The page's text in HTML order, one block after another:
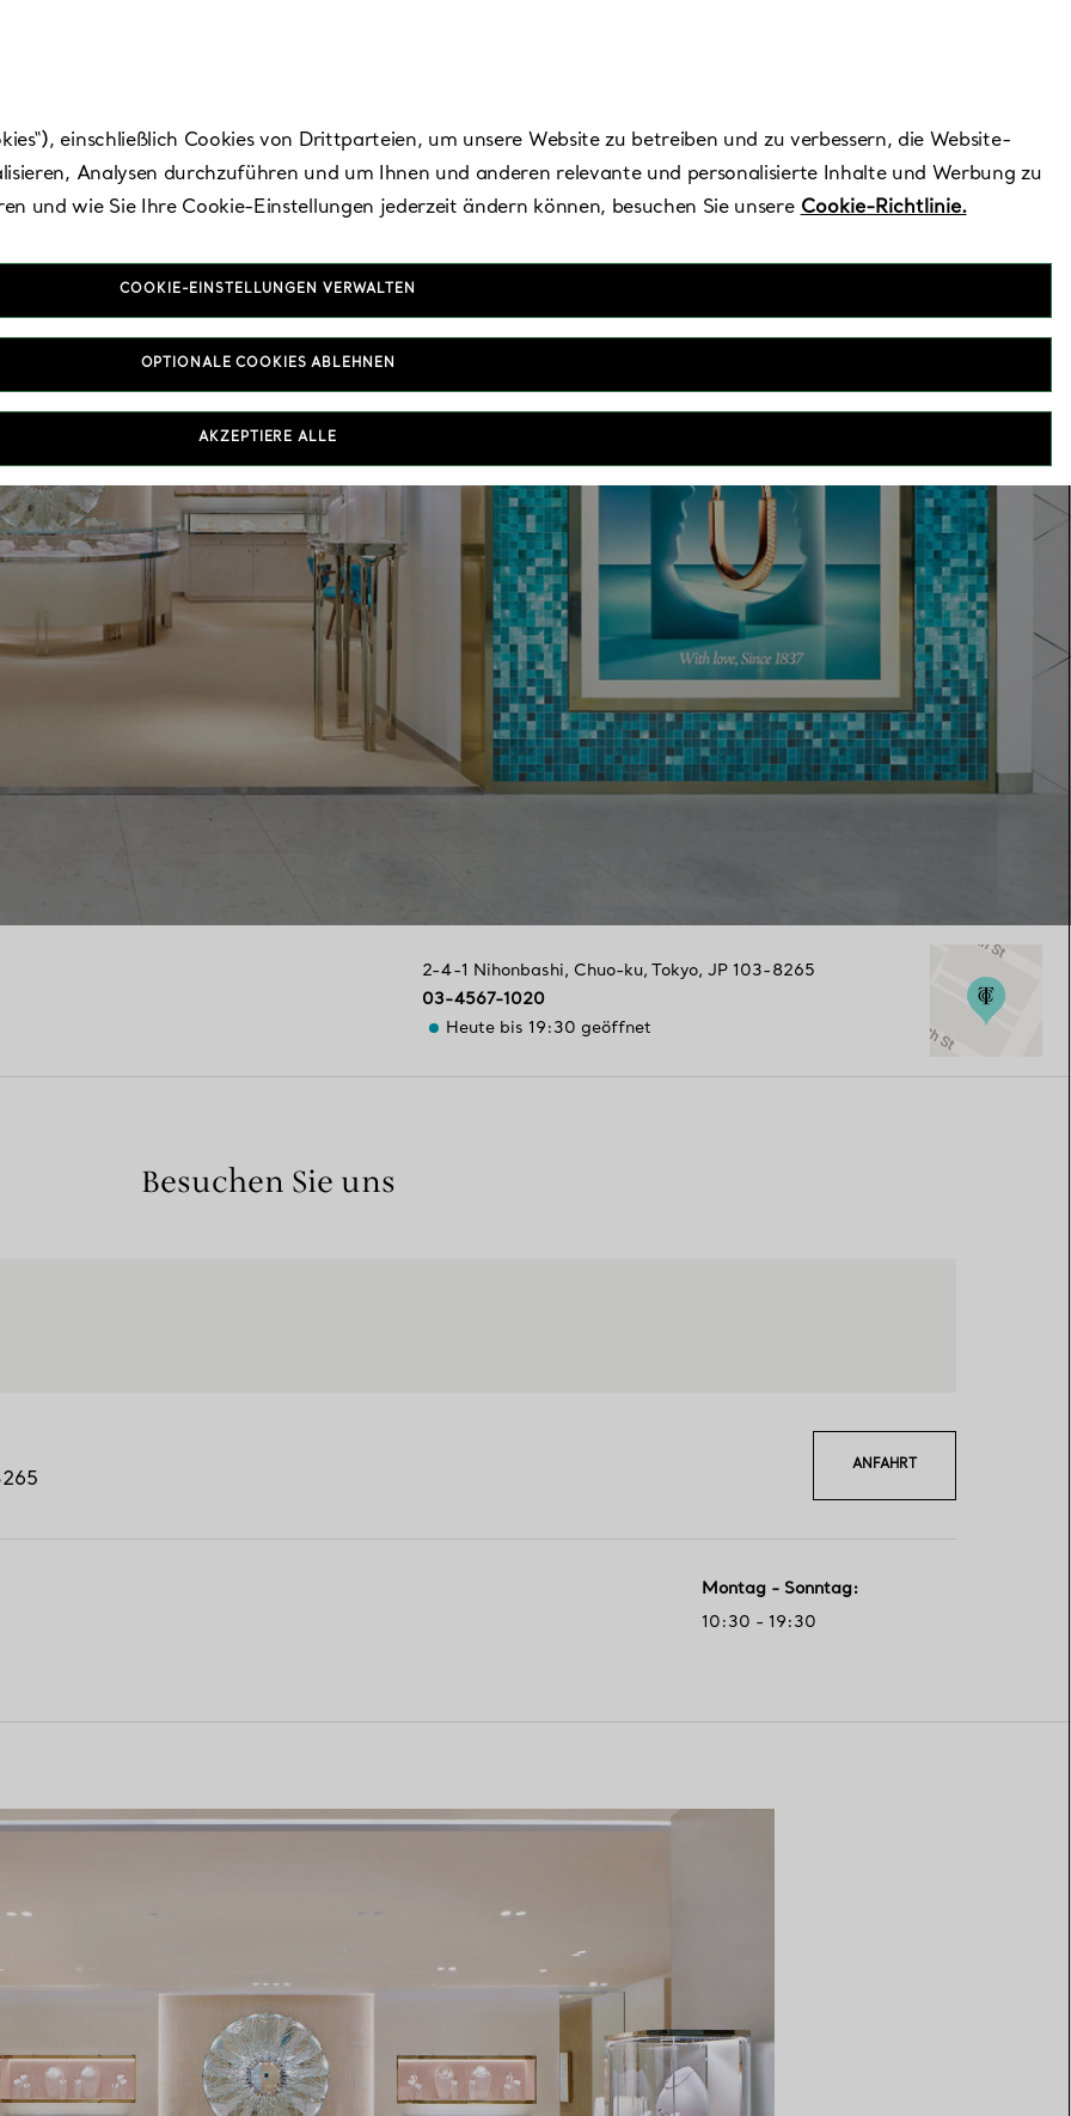
2-4-1 Nihonbashi, Chuo-ku, Tokyo, JP 103-8265
03-4567-1020
Heute bis 19:30 geöffnet
Besuchen Sie uns
ANFAHRT
Montag - Sonntag:
10:30 - 19:30
einschließlich Cookies von Drittparteien, um unsere Website zu betreiben und zu verbessern, die Website-
Analysen durchzuführen und um Ihnen und anderen relevante und personalisierte Inhalte und Werbung zu
und wie Sie Ihre Cookie-Einstellungen jederzeit ändern können, besuchen Sie unsere Cookie-Richtlinie.
COOKIE-EINSTELLUNGEN VERWALTEN
OPTIONALE COOKIES ABLEHNEN
AKZEPTIERE ALLE